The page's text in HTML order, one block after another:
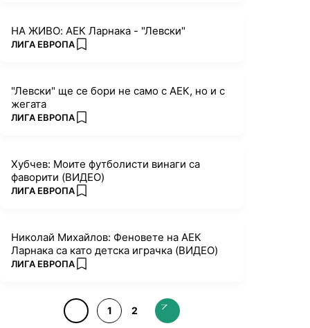
НА ЖИВО: АЕК Ларнака - "Левски"
ПОВЕЧЕ ОТ
ЛИГА ЕВРОПА add favorites
"Левски" ще се бори не само с АЕК, но и с
жегата
ПОВЕЧЕ ОТ
ЛИГА ЕВРОПА add favorites
Хубчев: Моите футболисти винаги са
фаворити (ВИДЕО)
ПОВЕЧЕ ОТ
ЛИГА ЕВРОПА add favorites
Николай Михайлов: Феновете на АЕК
Ларнака са като детска играчка (ВИДЕО)
ПОВЕЧЕ ОТ
ЛИГА ЕВРОПА add favorites
1 2